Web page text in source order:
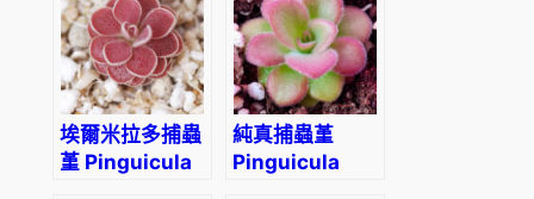
(Butterwort)
埃爾米拉多捕蟲
堇 Pinguicula
純真捕蟲堇
Pinguicula